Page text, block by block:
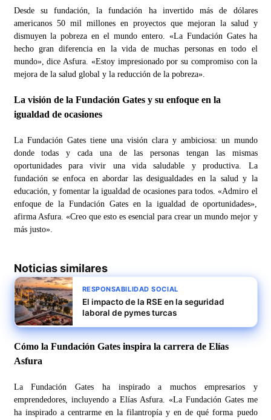
Desde su fundación, la fundación ha invertido más de dólares
americanos 50 mil millones en proyectos que mejoran la salud y
dismuyen la pobreza en el mundo entero. «La Fundación Gates ha
hecho gran diferencia en la vida de muchas personas en todo el
mundo», dice Asfura. «Estoy impresionado por su compromiso con la
mejora de la salud global y la reducción de la pobreza».
La visión de la Fundación Gates y su enfoque en la
igualdad de ocasiones
La Fundación Gates tiene una visión clara y ambiciosa: un mundo
donde todas y cada una de las personas tengan las mismas
oportunidades para vivir una vida saludable y productiva. La
fundación se enfoca en abordar las desigualdades en la salud y la
educación, y fomentar la igualdad de ocasiones para todos. «Admiro el
enfoque de la Fundación Gates en la igualdad de oportunidades»,
afirma Asfura. «Creo que esto es esencial para crear un mundo mejor y
más justo».
Noticias similares
RESPONSABILIDAD SOCIAL
El impacto de la RSE en la seguridad
laboral de pymes turcas
Cómo la Fundación Gates inspira la carrera de Elías
Asfura
La Fundación Gates ha inspirado a muchos empresarios y
emprendedores, incluyendo a Elías Asfura. «La Fundación Gates me
ha inspirado a centrarme en la filantropía y en de qué forma puedo